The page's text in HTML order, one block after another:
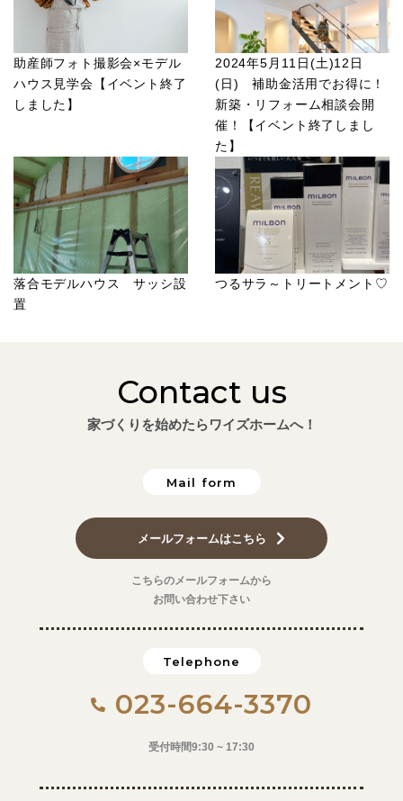
助産師フォト撮影会×モデル
ハウス見学会【イベント終了
しました】
2024年5月11日(土)12日
(日) 補助金活用でお得に！
新築・リフォーム相談会開
催！【イベント終了しまし
た】
落合モデルハウス サッシ設
置
つるサラ～トリートメント♡
Contact us
家づくりを始めたらワイズホームへ！
Mail form
メールフォームはこちら
こちらのメールフォームから
お問い合わせ下さい
Telephone
023-664-3370
受付時間9:30 ~ 17:30